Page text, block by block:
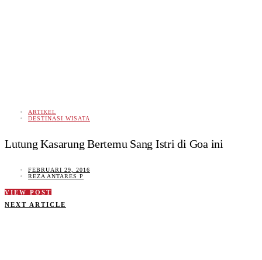
ARTIKEL
DESTINASI WISATA
Lutung Kasarung Bertemu Sang Istri di Goa ini
FEBRUARI 29, 2016
REZA ANTARES P
VIEW POST
NEXT ARTICLE